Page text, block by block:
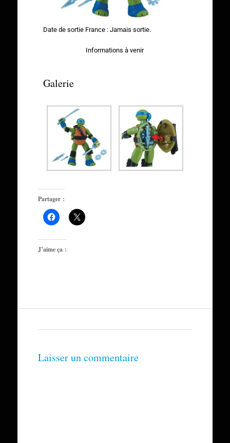
Date de sortie France : Jamais sortie.
Informations à venir
Galerie
Partager :
J’aime ça :
Laisser un commentaire